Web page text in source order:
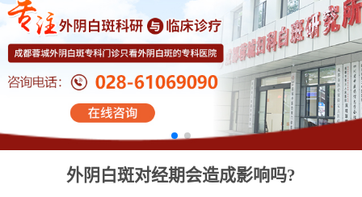
外阴白斑对经期会造成影响吗?